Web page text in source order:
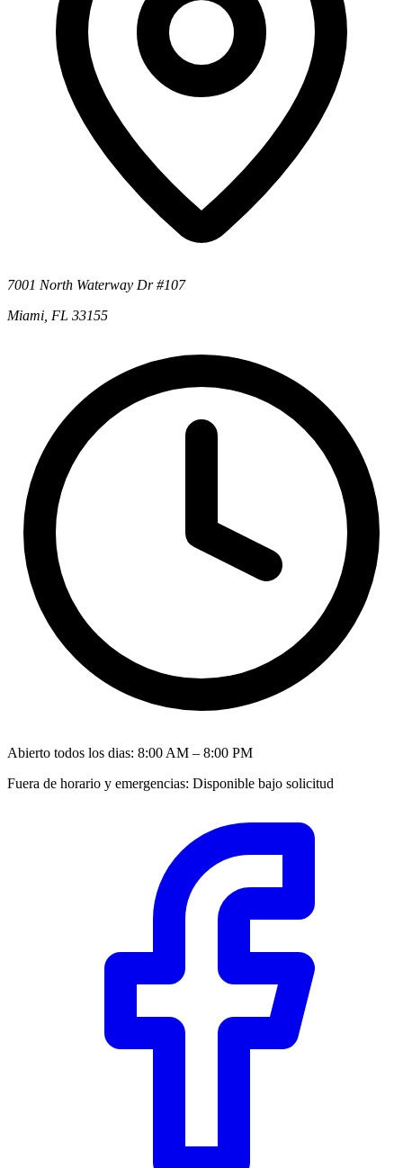
7001 North Waterway Dr #107
Miami, FL 33155
Abierto todos los dias: 8:00 AM – 8:00 PM
Fuera de horario y emergencias: Disponible bajo solicitud